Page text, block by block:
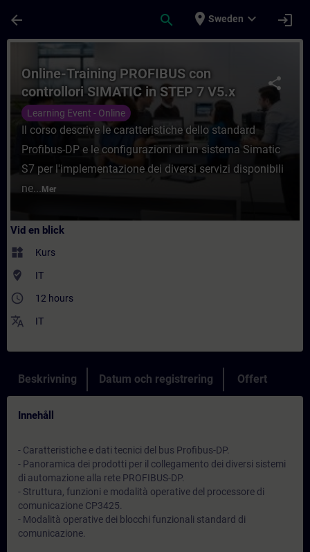
arrow_back search place Sweden expand_more login
Kurs - Online-Training PROFIBUS con
share
Online-Training PROFIBUS con
controllori SIMATIC in STEP 7 V5.x
Learning Event - Online
Il corso descrive le caratteristiche dello standard
Profibus-DP e le configurazioni di un sistema Simatic
S7 per l'implementazione dei diversi servizi disponibili
ne... Mer
Vid en blick
widgets Kurs
where_to_vote IT
access_time 12 hours
translate IT
Beskrivning Datum och registrering Offert
Innehåll
- Caratteristiche e dati tecnici del bus Profibus-DP.
- Panoramica dei prodotti per il collegamento dei diversi sistemi
di automazione alla rete PROFIBUS-DP.
- Struttura, funzioni e modalità operative del processore di
comunicazione CP3425.
- Modalità operative dei blocchi funzionali standard di
comunicazione.